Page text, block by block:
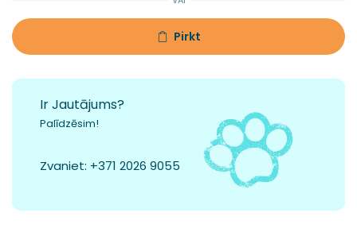
Pirkt
Ir Jautājums?
Palīdzēsim!
Zvaniet: +371 2026 9055